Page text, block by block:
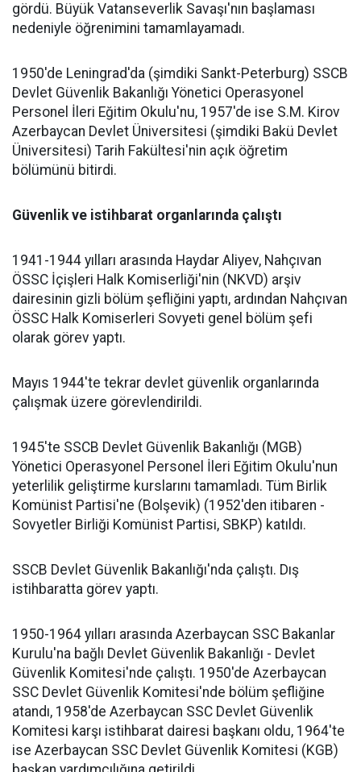
gördü. Büyük Vatanseverlik Savaşı'nın başlaması
nedeniyle öğrenimini tamamlayamadı.
1950'de Leningrad'da (şimdiki Sankt-Peterburg) SSCB
Devlet Güvenlik Bakanlığı Yönetici Operasyonel
Personel İleri Eğitim Okulu'nu, 1957'de ise S.M. Kirov
Azerbaycan Devlet Üniversitesi (şimdiki Bakü Devlet
Üniversitesi) Tarih Fakültesi'nin açık öğretim
bölümünü bitirdi.
Güvenlik ve istihbarat organlarında çalıştı
1941-1944 yılları arasında Haydar Aliyev, Nahçıvan
ÖSSC İçişleri Halk Komiserliği'nin (NKVD) arşiv
dairesinin gizli bölüm şefliğini yaptı, ardından Nahçıvan
ÖSSC Halk Komiserleri Sovyeti genel bölüm şefi
olarak görev yaptı.
Mayıs 1944'te tekrar devlet güvenlik organlarında
çalışmak üzere görevlendirildi.
1945'te SSCB Devlet Güvenlik Bakanlığı (MGB)
Yönetici Operasyonel Personel İleri Eğitim Okulu'nun
yeterlilik geliştirme kurslarını tamamladı. Tüm Birlik
Komünist Partisi'ne (Bolşevik) (1952'den itibaren -
Sovyetler Birliği Komünist Partisi, SBKP) katıldı.
SSCB Devlet Güvenlik Bakanlığı'nda çalıştı. Dış
istihbaratta görev yaptı.
1950-1964 yılları arasında Azerbaycan SSC Bakanlar
Kurulu'na bağlı Devlet Güvenlik Bakanlığı - Devlet
Güvenlik Komitesi'nde çalıştı. 1950'de Azerbaycan
SSC Devlet Güvenlik Komitesi'nde bölüm şefliğine
atandı, 1958'de Azerbaycan SSC Devlet Güvenlik
Komitesi karşı istihbarat dairesi başkanı oldu, 1964'te
ise Azerbaycan SSC Devlet Güvenlik Komitesi (KGB)